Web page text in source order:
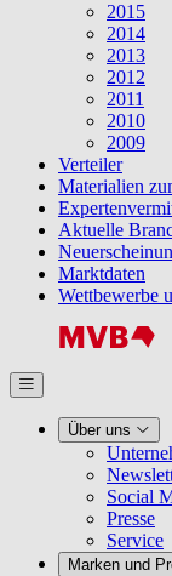
2015
2014
2013
2012
2011
2010
2009
Verteiler
Materialien
Aktuelle
Marktdaten
Wettbewerbe
Über uns
Social
Presse
Service
Marken und